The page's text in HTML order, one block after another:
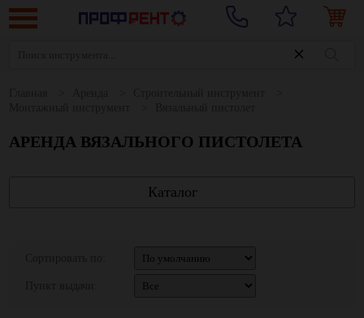
АРЕНДА ВЯЗАЛЬНОГО ПИСТОЛЕТА
Каталог